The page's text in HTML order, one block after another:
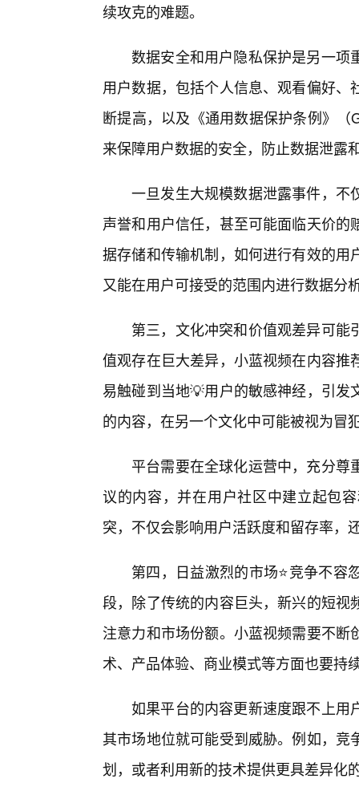
续攻克的难题。
数据安全和用户隐私保护是另一项
用户数据，包括个人信息、观看偏好
断提高，以及《通用数据保护条例》
来保障用户数据的安全，防止数据泄露
一旦发生大规模数据泄露事件，不
声誉和用户信任，甚至可能面临天价
据存储和传输机制，如何进行有效的
又能在用户可接受的范围内进行数据分
第三，文化冲突和价值观差异可
值观存在巨大差异，小蓝视频在内容
易触碰到当地💡用户的敏感神经，引
的内容，在另一个文化中可能被视为冒
平台需要在全球化运营中，充分
议的内容，并在用户社区中建立起包
突，不仅会影响用户活跃度和留存率，
第四，日益激烈的市场⭐竞争不
段，除了传统的内容巨头，新兴的短
注意力和市场份额。小蓝视频需要不
术、产品体验、商业模式等方面也要持
如果平台的内容更新速度跟不上用
其市场地位就可能受到威胁。例如，
划，或者利用新的技术提供更具差异化